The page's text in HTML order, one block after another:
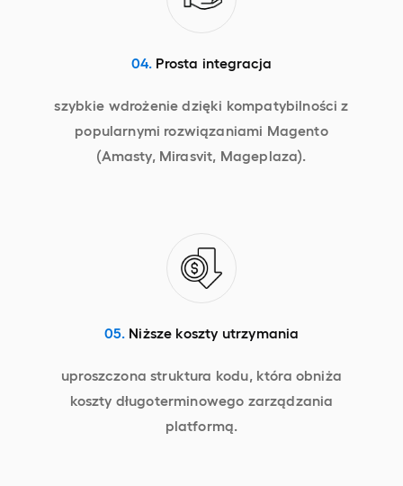
04. Prosta integracja
szybkie wdrożenie dzięki kompatybilności z
popularnymi rozwiązaniami Magento
(Amasty, Mirasvit, Mageplaza).
05. Niższe koszty utrzymania
uproszczona struktura kodu, która obniża
koszty długoterminowego zarządzania
platformą.